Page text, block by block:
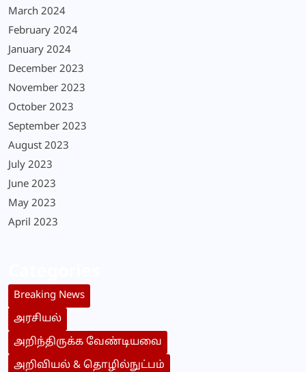
March 2024
February 2024
January 2024
December 2023
November 2023
October 2023
September 2023
August 2023
July 2023
June 2023
May 2023
April 2023
Breaking News
அரசியல்
அறிந்திருக்க வேண்டியவை
அறிவியல் & தொழில்நுட்பம்